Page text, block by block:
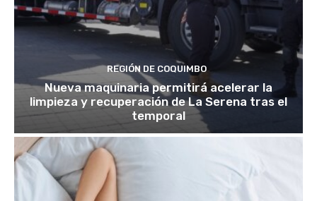
REGIÓN DE COQUIMBO
Nueva maquinaria permitirá acelerar la
limpieza y recuperación de La Serena tras el
temporal